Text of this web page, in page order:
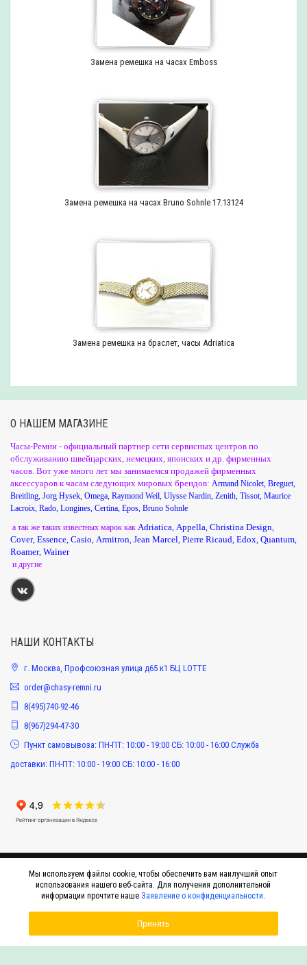
Замена ремешка на часах Emboss
Замена ремешка на часах Bruno Sohnle 17.13124
Замена ремешка на браслет, часы Adriatica
О НАШЕМ МАГАЗИНЕ
Часы-Ремни - официальный партнер сети сервисных центров по
обслуживанию швейцарских, немецких, японских и др. фирменных
часов. Вот уже много лет мы занимаемся продажей фирменных
аксессуаров к часам следующих мировых брендов: Armand Nicolet Breguet
Breitling Jorg Hysek Omega Raymond Weil Ulysse Nardin Zenith Tissot Maurice
Lacroix Rado Longines Certina Epos Bruno Sohnle
а так же таких известных марок как Adriatica Appella Christina Design
Cover, Essence Casio Armitron Jean Marcel Pierre Ricaud Edox Quantum
Roamer, Wainer
и другие
НАШИ КОНТАКТЫ
г. Москва, Профсоюзная улица д65 к1 БЦ LOTTE
order@chasy-remni.ru
8(495)740-92-46
8(967)294-47-30
Пункт самовывоза: ПН-ПТ: 10:00 - 19:00 СБ: 10:00 - 16:00 Служба
доставки: ПН-ПТ: 10:00 - 19:00 СБ: 10:00 - 16:00
© 2015-2026 Интернет-магазин оригинальных аксессуаров к наручным часам
Мы используем файлы cookie, чтобы обеспечить вам наилучший опыт
использования нашего веб-сайта. Для получения дополнительной
информации прочтите наше Заявление о конфиденциальности.
Принять